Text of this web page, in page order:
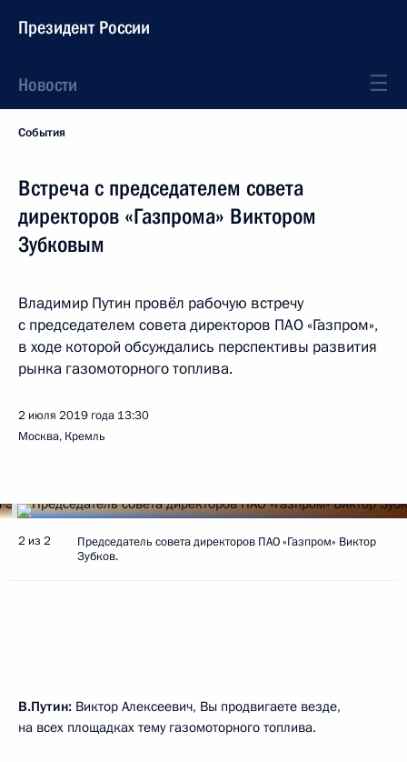
Президент России
Новости
События
Встреча с председателем совета
директоров «Газпрома» Виктором
Зубковым
Владимир Путин провёл рабочую встречу
с председателем совета директоров ПАО «Газпром»,
в ходе которой обсуждались перспективы развития
рынка газомоторного топлива.
2 июля 2019 года 13:30
Москва, Кремль
2 из 2
Председатель совета директоров ПАО «Газпром» Виктор
Зубков.
В.Путин: Виктор Алексеевич, Вы продвигаете везде,
на всех площадках тему газомоторного топлива.